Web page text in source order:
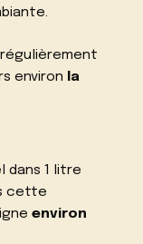
environ
la
dans 1 litre
cette
environ